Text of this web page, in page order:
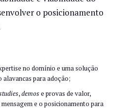
o posicionamento
no domínio e uma solução
alavancas para adoção;
,demos e provas de valor,
e o posicionamento para